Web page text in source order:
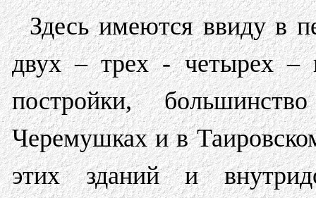
Здесь имеются ввиду в
двух – трех - четырех –
постройки,
Черемушках и в
этих зданий и